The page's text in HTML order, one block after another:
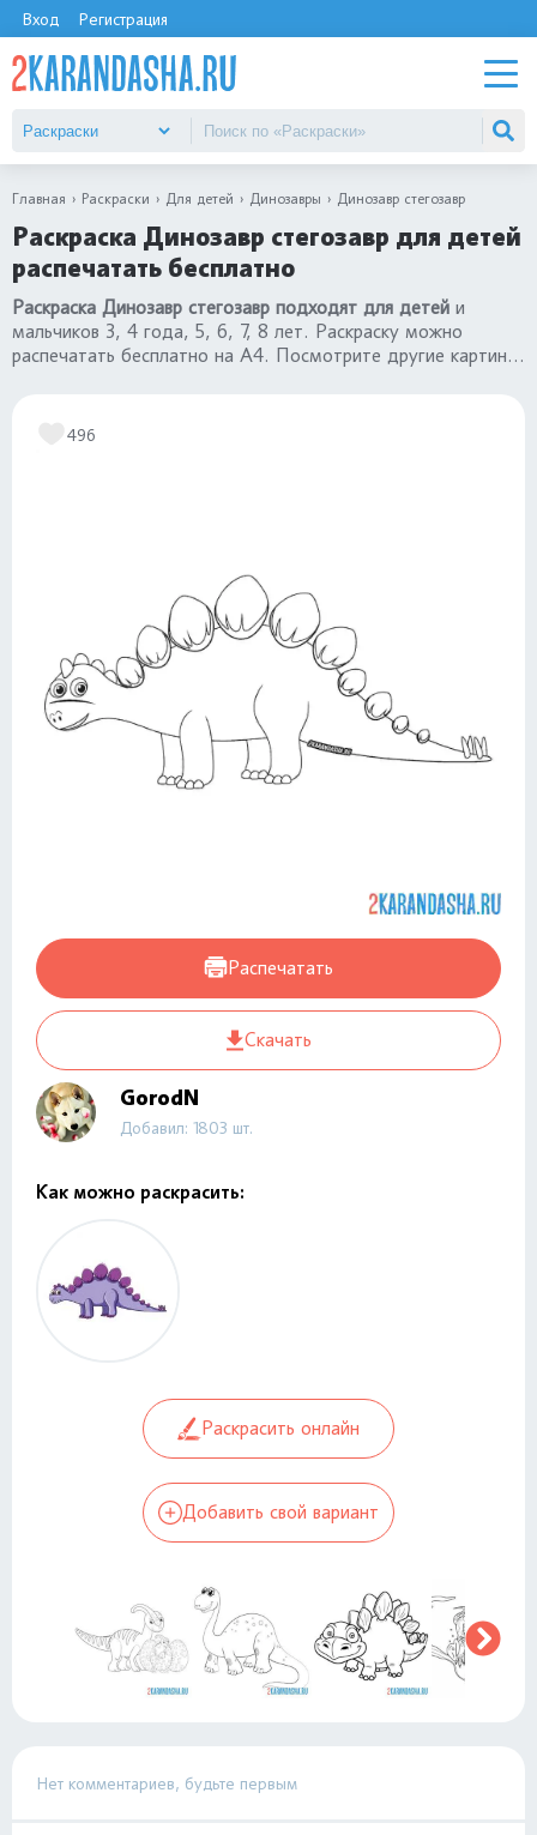
Вход Регистрация
Главная Раскраски Для детей Динозавры Динозавр стегозавр
Раскраска Динозавр стегозавр для детей
распечатать бесплатно
Раскраска Динозавр стегозавр подходят для детей и
мальчиков 3, 4 года, 5, 6, 7, 8 лет. Раскраску можно
распечатать бесплатно на А4. Посмотрите другие картинки
496
Распечатать
Скачать
GorodN
Добавил: 1803 шт.
Как можно раскрасить:
Раскрасить онлайн
Добавить свой вариант
Нет комментариев, будьте первым